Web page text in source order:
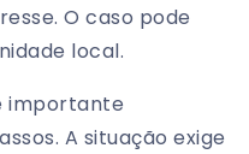
O caso pode
local.
importante
A situação exige